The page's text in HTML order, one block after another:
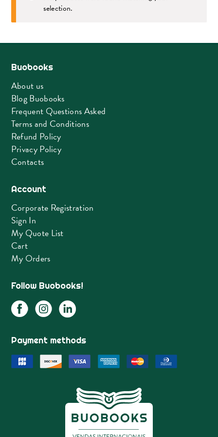
selection.
Buobooks
About us
Blog Buobooks
Frequent Questions Asked
Terms and Conditions
Refund Policy
Privacy Policy
Contacts
Account
Corporate Registration
Sign In
My Quote List
Cart
My Orders
Follow Buobooks!
Payment methods